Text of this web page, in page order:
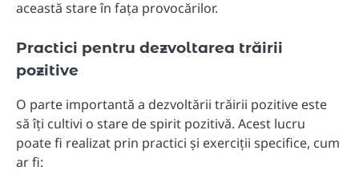
această stare în fața provocărilor.
Practici pentru dezvoltarea trăirii
pozitive
O parte importantă a dezvoltării trăirii pozitive este
să îți cultivi o stare de spirit pozitivă. Acest lucru
poate fi realizat prin practici și exerciții specifice, cum
ar fi: